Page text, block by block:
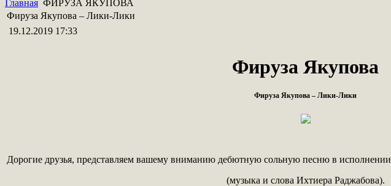
Главная ФИРУЗА ЯКУПОВА
Фируза Якупова – Лики-Лики
19.12.2019 17:33
Фируза Якупова
Фируза Якупова – Лики-Лики
Дорогие друзья, представляем вашему вниманию дебютную сольную песню в исполнении
(музыка и слова Ихтиера Раджабова).